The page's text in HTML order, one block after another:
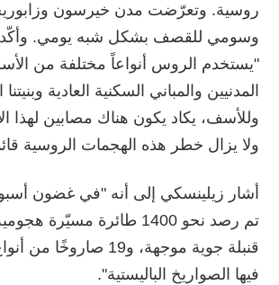
روسية. وتعرّضت مدن خيرسون
وسومي للقصف بشكل شبه يومي. وأكّد
"يستخدم الروس أنواعاً مختلفة من
المدنيين والمباني السكنية العادية وبنيتنا
وللأسف، يكاد يكون هناك مصابين لهذا
ولا يزال خطر هذه الهجمات الروسية
أشار زيلينسكي إلى أنه "في غضون
قنبلة جوية موجهة، و19
فيها الصواريخ الباليستية".